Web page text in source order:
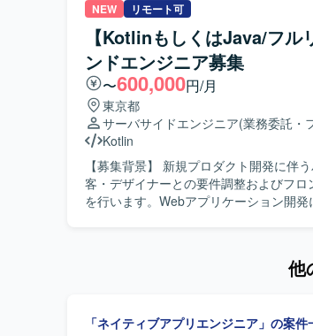
NEW リモート可
【KotlinもしくはJava/フ
ンドエンジニア募集
〜600,000円/月
東京都
サーバサイドエンジニア(業務委託・
Kotlin
【募集背景】 新規プロダクト開発に伴うバック
客・デザイナーとの要件調整およびフ
を行います。Webアプリケーション開
意思疎通を図りながらタスクを明確化
発です。
他
「ネイティブアプリエンジニア」の案件